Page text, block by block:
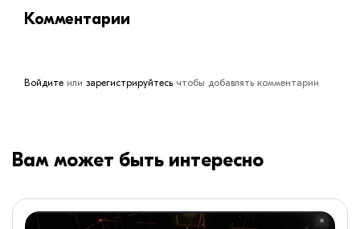
Комментарии
Войдите или зарегистрируйтесь чтобы добавлять комментарии
Вам может быть интересно